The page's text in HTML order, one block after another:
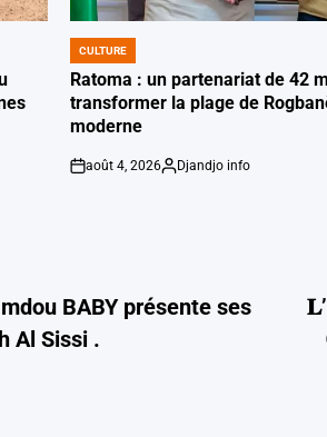
POSTED
IN
CULTURE
Ratoma : un partenariat de 42
transformer la plage de
moderne
on
août 4, 2026
Posted
Djandjo info
BABY présente ses
Al Sissi .